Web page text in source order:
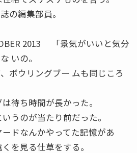
編集部員。
2013 「景気がいいと気分
いの。
ボウリングブー ムも同じころ
待ち時間が長かった。
うのが当たり前だった。
ドなんかやってた記憶があ
見る仕草をする。